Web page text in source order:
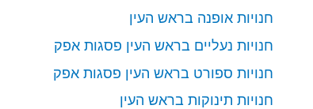
חנויות אופנה בראש העין
חנויות נעליים בראש העין פסגות אפק
חנויות ספורט בראש העין פסגות אפק
חנויות תינוקות בראש העין